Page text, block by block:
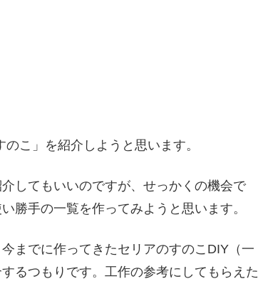
こ」を紹介しようと思います。
してもいいのですが、せっかくの機会で
勝手の一覧を作ってみようと思います。
までに作ってきたセリアのすのこDIY（一
るつもりです。工作の参考にしてもらえた